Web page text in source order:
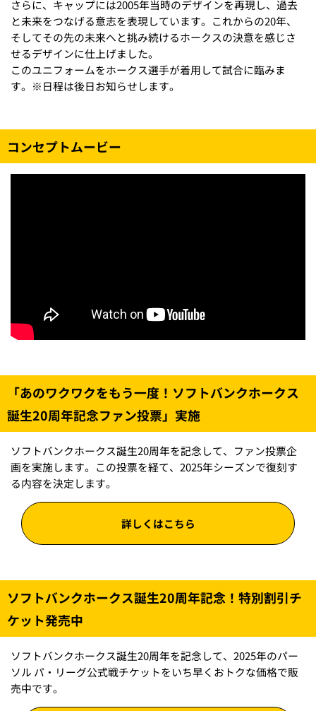
さらに、キャップには2005年当時のデザインを再現し、過去
と未来をつなげる意志を表現しています。これからの20年、
そしてその先の未来へと挑み続けるホークスの決意を感じさ
せるデザインに仕上げました。
このユニフォームをホークス選手が着用して試合に臨みま
す。※日程は後日お知らせします。
コンセプトムービー
「あのワクワクをもう一度！ソフトバンクホークス
誕生20周年記念ファン投票」実施
ソフトバンクホークス誕生20周年を記念して、ファン投票企
画を実施します。この投票を経て、2025年シーズンで復刻す
る内容を決定します。
詳しくはこちら
ソフトバンクホークス誕生20周年記念！特別割引チ
ケット発売中
ソフトバンクホークス誕生20周年を記念して、2025年のパー
ソル パ・リーグ公式戦チケットをいち早くおトクな価格で販
売中です。